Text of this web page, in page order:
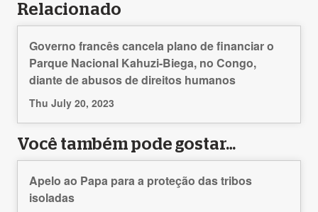
Relacionado
Governo francês cancela plano de financiar o
Parque Nacional Kahuzi-Biega, no Congo,
diante de abusos de direitos humanos
Thu July 20, 2023
Você também pode gostar…
Apelo ao Papa para a proteção das tribos
isoladas